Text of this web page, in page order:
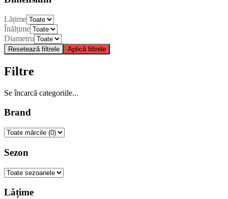
Lățime
Înălțime
Diametru
Resetează filtrele Aplică filtrele
Filtre
Se încarcă categoriile...
Brand
Sezon
Lățime